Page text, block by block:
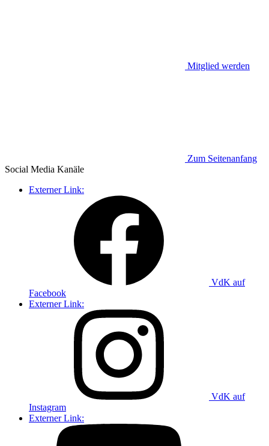
Mitglied werden
Zum Seitenanfang
Social Media Kanäle
Externer Link:
VdK auf
Facebook
Externer Link:
VdK auf
Instagram
Externer Link: